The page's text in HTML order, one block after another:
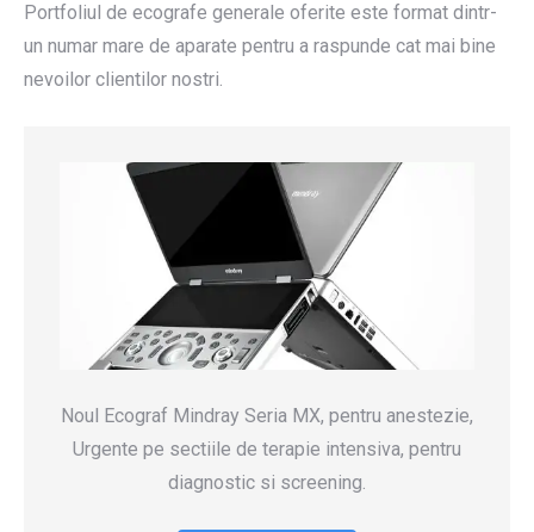
Portfoliul de ecografe generale oferite este format dintr-
un numar mare de aparate pentru a raspunde cat mai bine
nevoilor clientilor nostri.
Noul Ecograf Mindray Seria MX, pentru anestezie,
Urgente pe sectiile de terapie intensiva, pentru
diagnostic si screening.